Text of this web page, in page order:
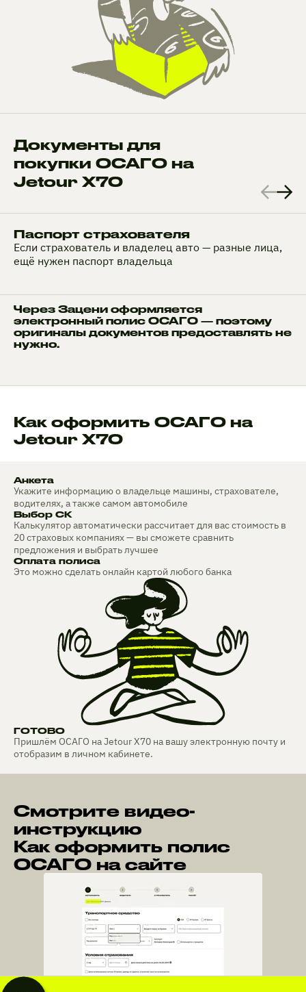
Документы для
покупки ОСАГО на
Jetour X70
Паспорт страхователя
Если страхователь и владелец авто — разные лица,
ещё нужен паспорт владельца
Через Зацени оформляется
электронный полис ОСАГО — поэтому
оригиналы документов предоставлять не
нужно.
Как оформить ОСАГО на
Jetour X70
Анкета
Укажите информацию о владельце машины, страхователе,
водителях, а также самом автомобиле
Выбор СК
Калькулятор автоматически рассчитает для вас стоимость в
20 страховых компаниях — вы сможете сравнить
предложения и выбрать лучшее
Оплата полиса
Это можно сделать онлайн картой любого банка
ГОТОВО
Пришлём ОСАГО на Jetour X70 на вашу электронную почту и
отобразим в личном кабинете.
Смотрите видео-
инструкцию
Как оформить полис
ОСАГО на сайте